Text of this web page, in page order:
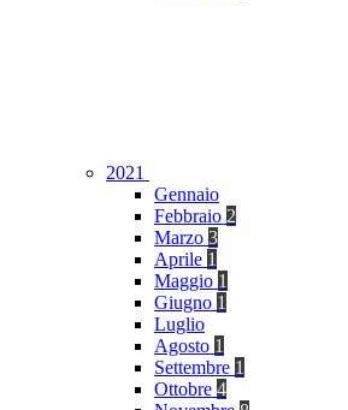
2021
Gennaio
Febbraio 2
Marzo 3
Aprile 1
Maggio 1
Giugno 1
Luglio
Agosto 1
Settembre 1
Ottobre 4